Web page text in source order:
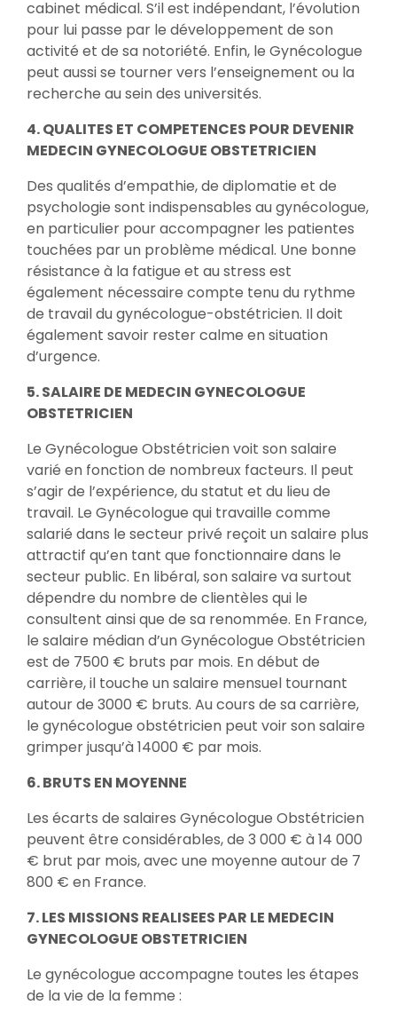
cabinet médical. S’il est indépendant, l’évolution
pour lui passe par le développement de son
activité et de sa notoriété. Enfin, le Gynécologue
peut aussi se tourner vers l’enseignement ou la
recherche au sein des universités.
4. QUALITES ET COMPETENCES POUR DEVENIR
MEDECIN GYNECOLOGUE OBSTETRICIEN
Des qualités d’empathie, de diplomatie et de
psychologie sont indispensables au gynécologue,
en particulier pour accompagner les patientes
touchées par un problème médical. Une bonne
résistance à la fatigue et au stress est
également nécessaire compte tenu du rythme
de travail du gynécologue-obstétricien. Il doit
également savoir rester calme en situation
d’urgence.
5. SALAIRE DE MEDECIN GYNECOLOGUE
OBSTETRICIEN
Le Gynécologue Obstétricien voit son salaire
varié en fonction de nombreux facteurs. Il peut
s’agir de l’expérience, du statut et du lieu de
travail. Le Gynécologue qui travaille comme
salarié dans le secteur privé reçoit un salaire plus
attractif qu’en tant que fonctionnaire dans le
secteur public. En libéral, son salaire va surtout
dépendre du nombre de clientèles qui le
consultent ainsi que de sa renommée. En France,
le salaire médian d’un Gynécologue Obstétricien
est de 7500 € bruts par mois. En début de
carrière, il touche un salaire mensuel tournant
autour de 3000 € bruts. Au cours de sa carrière,
le gynécologue obstétricien peut voir son salaire
grimper jusqu’à 14000 € par mois.
6. BRUTS EN MOYENNE
Les écarts de salaires Gynécologue Obstétricien
peuvent être considérables, de 3 000 € à 14 000
€ brut par mois, avec une moyenne autour de 7
800 € en France.
7. LES MISSIONS REALISEES PAR LE MEDECIN
GYNECOLOGUE OBSTETRICIEN
Le gynécologue accompagne toutes les étapes
de la vie de la femme :